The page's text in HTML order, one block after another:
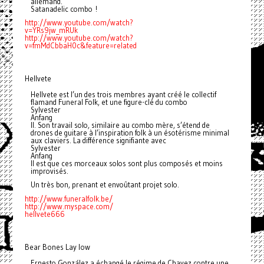
Satanadelic combo !
http://www.youtube.com/watch?
v=YRs9jw_mRUk
http://www.youtube.com/watch?
v=fmMdCbbaH0c&feature=related
Hellvete
Hellvete est l’un des trois membres ayant créé le collectif
flamand Funeral Folk, et une figure-clé du combo
Sylvester
Anfang
II. Son travail solo, similaire au combo mère, s’étend de
drones de guitare à l’inspiration folk à un ésotérisme minimal
aux claviers. La différence signifiante avec
Sylvester
Anfang
II est que ces morceaux solos sont plus composés et moins
improvisés.
Un très bon, prenant et envoûtant projet solo.
http://www.funeralfolk.be/
http://www.myspace.com/
hellvete666
Bear Bones Lay low